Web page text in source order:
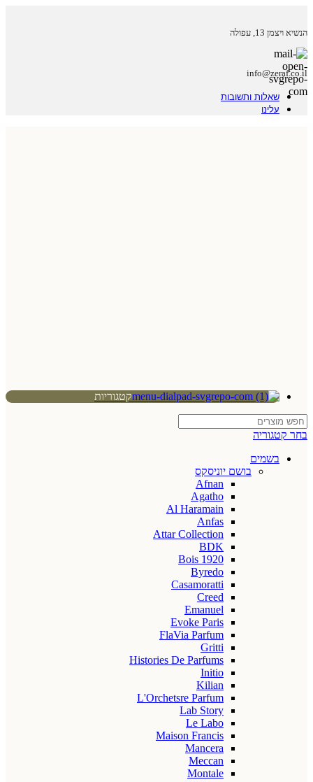
הנשיא ויצמן 13, עפולה
info@zeraf.co.il
שאלות ותשובות
עלינו
קטגוריות
בחר קטגוריה
בשמים
בושם יוניסקס
Afnan
Agatho
Al Haramain
Anfas
Attar Collection
BDK
Bois 1920
Byredo
Casamoratti
Creed
Emanuel
Evoke Paris
FlaVia Parfum
Gritti
Histories De Parfums
Initio
Kilian
L'Orchetsre Parfum
Lab Story
Le Labo
Maison Francis
Mancera
Meccan
Montale